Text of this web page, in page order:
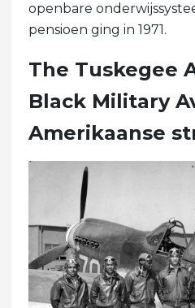
openbare
pensioen ging in 1971.
The Tuskegee
Black Military
Amerikaanse